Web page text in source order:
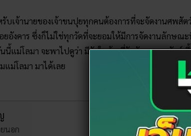
บเจ้านายของเจ้าขนปุยทุกคนต้องการที่จะจัดงานศพสัต
อังคาร ซึ่งก็ไม่ใช่ทุกวัดที่จะยอมให้มีการจัดงานลักษณะ
นี้แม่โลมา จะพาไปดูว่า มีวัดใดบ้างที่รับจัดงานศพสัตว์เ
แม่โลมา มาได้เลย
นอก